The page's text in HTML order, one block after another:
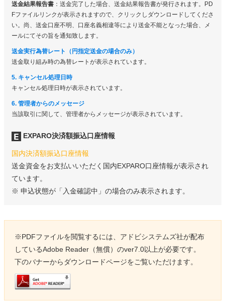
送金結果報告書：送金完了した場合、送金結果報告書が発行されます。PD
Fファイルリンクが表示されますので、クリックしダウンロードしてくださ
い。尚、送金口座不明、口座名義相違等により送金不能となった場合、メ
ールにてその旨を通知致します。
送金実行為替レート（円指定送金の場合のみ）
送金取り組み時の為替レートが表示されています。
5. キャンセル処理日時
キャンセル処理日時が表示されています。
6. 管理者からのメッセージ
当該取引に関して、管理者からメッセージが表示されています。
EXPARO決済額振込口座情報
国内決済額振込口座情報
送金資金をお支払いいただく国内EXPARO口座情報が表示され
ています。
※ 申込状態が「入金確認中」の場合のみ表示されます。
※PDFファイルを閲覧するには、アドビシステムズ社が配布
しているAdobe Reader（無償）のver7.0以上が必要です。
下のバナーからダウンロードページをご覧いただけます。